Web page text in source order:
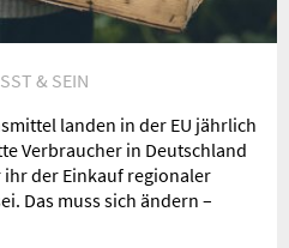
& SEIN
landen in der EU jährlich
Verbraucher in Deutschland
ihr der Einkauf regionaler
Das muss sich ändern –